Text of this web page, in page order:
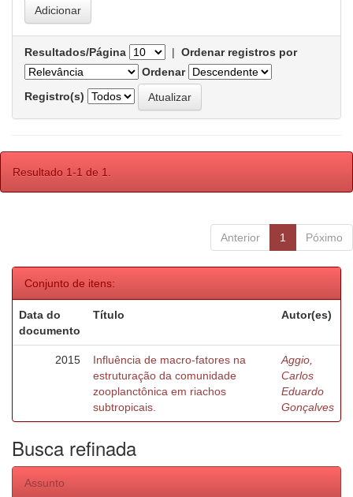
Resultados/Página | Ordenar registros por
Ordenar
Registro(s)
Resultado 1-1 de 1.
Anterior 1 Póximo
Conjunto de itens:
Data do
documento
Título Autor(es)
2015
Influência de macro-fatores na
estruturação da comunidade
zooplanctônica em riachos
subtropicais.
Aggio,
Carlos
Eduardo
Gonçalves
Busca refinada
Assunto